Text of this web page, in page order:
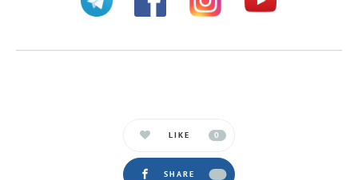
LIKE 0
SHARE